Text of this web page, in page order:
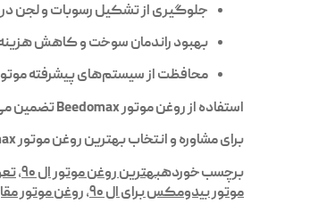
جلوگیری از تشکیل رسوبات و لجن در
بهبود راندمان سوخت و کاهش
محافظت از سیستم‌های پیشرفته
استفاده ازروغن موتور Beedomax
تضمین می‌کند که موتور خودرو ال ۹۰
برای مشاوره و انتخاب بهترین روغن موتور
برچسب خوردهبهترین روغن موتور ال ۹۰ ,
موتور بیدومکس برای ال ۹۰
,روغن موتور